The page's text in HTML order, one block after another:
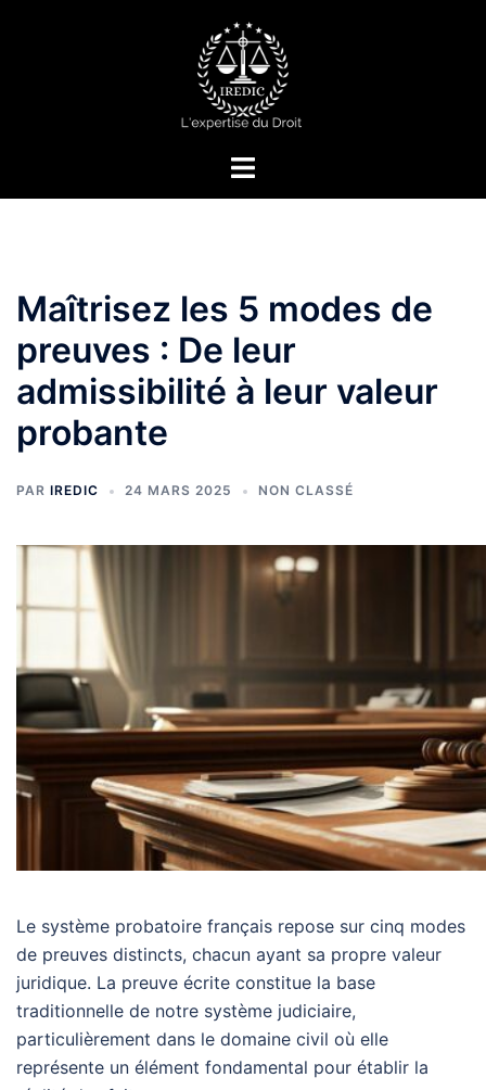
Ouvrir/fermer
Maîtrisez les 5 modes de
preuves : De leur
admissibilité à leur valeur
probante
PAR IREDIC 24 MARS 2025 NON CLASSÉ
Le système probatoire français repose sur cinq modes
de preuves distincts, chacun ayant sa propre valeur
juridique. La preuve écrite constitue la base
traditionnelle de notre système judiciaire,
particulièrement dans le domaine civil où elle
représente un élément fondamental pour établir la